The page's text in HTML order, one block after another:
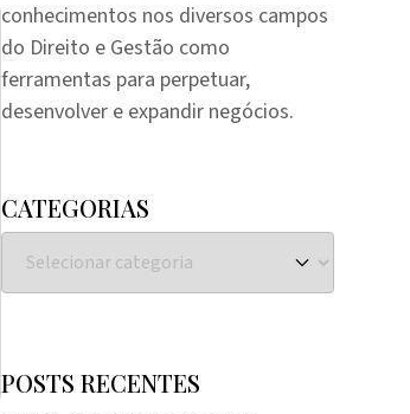
conhecimentos nos diversos campos
do Direito e Gestão como
ferramentas para perpetuar,
desenvolver e expandir negócios.
CATEGORIAS
POSTS RECENTES